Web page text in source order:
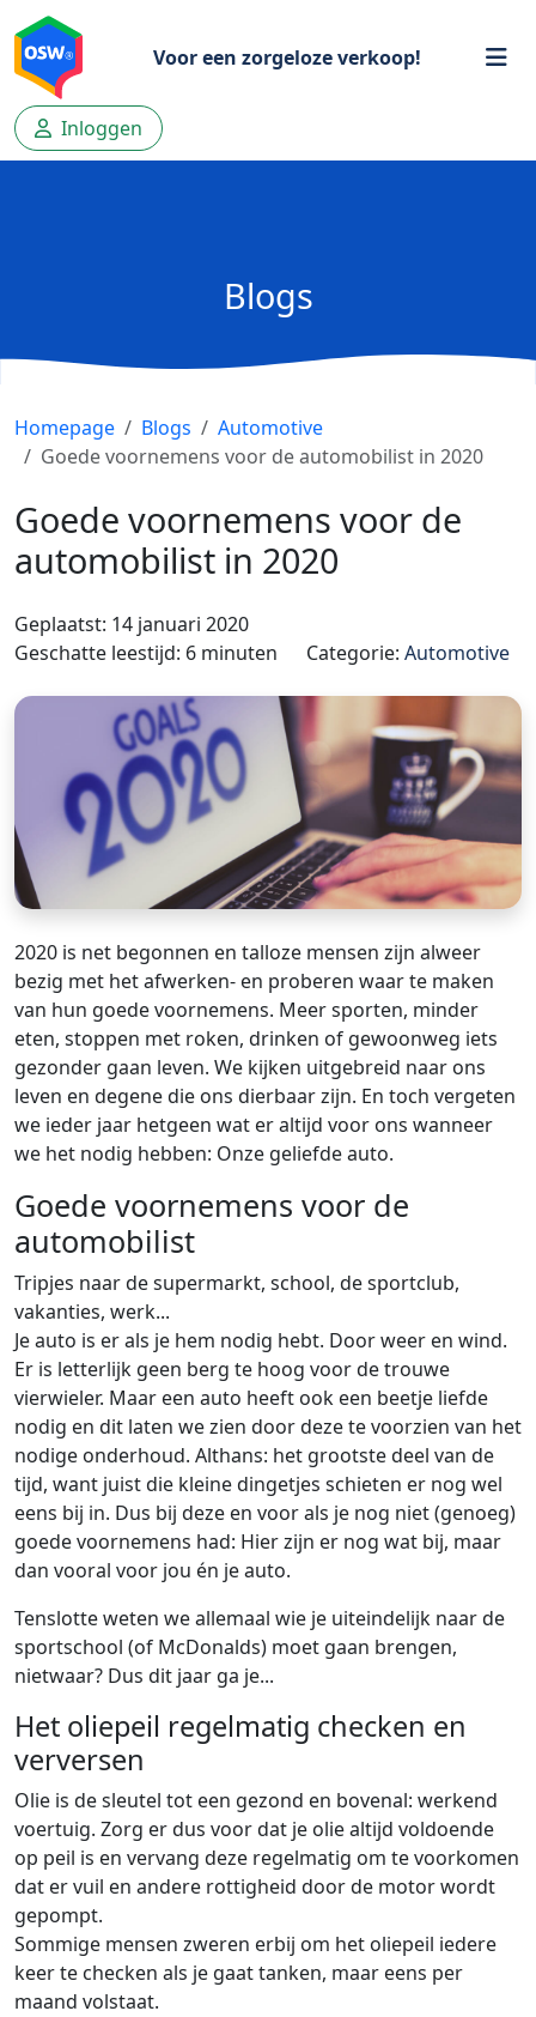
Voor een zorgeloze verkoop!
Inloggen
Blogs
Homepage Blogs
Automotive
Goede voornemens voor de automobilist in 2020
Goede voornemens voor de
automobilist in 2020
Geplaatst: 14 januari 2020
Geschatte leestijd: 6 minuten
Categorie: Automotive
2020 is net begonnen en talloze mensen zijn alweer
bezig met het afwerken- en proberen waar te maken
van hun goede voornemens. Meer sporten, minder
eten, stoppen met roken, drinken of gewoonweg iets
gezonder gaan leven. We kijken uitgebreid naar ons
leven en degene die ons dierbaar zijn. En toch vergeten
we ieder jaar hetgeen wat er altijd voor ons wanneer
we het nodig hebben: Onze geliefde auto.
Goede voornemens voor de
automobilist
Tripjes naar de supermarkt, school, de sportclub,
vakanties, werk...
Je auto is er als je hem nodig hebt. Door weer en wind.
Er is letterlijk geen berg te hoog voor de trouwe
vierwieler. Maar een auto heeft ook een beetje liefde
nodig en dit laten we zien door deze te voorzien van het
nodige onderhoud. Althans: het grootste deel van de
tijd, want juist die kleine dingetjes schieten er nog wel
eens bij in. Dus bij deze en voor als je nog niet (genoeg)
goede voornemens had: Hier zijn er nog wat bij, maar
dan vooral voor jou én je auto.
Tenslotte weten we allemaal wie je uiteindelijk naar de
sportschool (of McDonalds) moet gaan brengen,
nietwaar? Dus dit jaar ga je...
Het oliepeil regelmatig checken en
verversen
Olie is de sleutel tot een gezond en bovenal: werkend
voertuig. Zorg er dus voor dat je olie altijd voldoende
op peil is en vervang deze regelmatig om te voorkomen
dat er vuil en andere rottigheid door de motor wordt
gepompt.
Sommige mensen zweren erbij om het oliepeil iedere
keer te checken als je gaat tanken, maar eens per
maand volstaat.